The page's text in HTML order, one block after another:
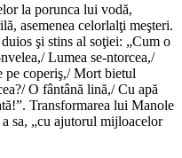
la porunca lui vodă,
asemenea celorlalţi meşteri.
şi stins al soţiei: „Cum o
Lumea se-ntorcea,/
pe coperiş,/ Mort bietul
O fântână lină,/ Cu apă
Transformarea lui Manole
sa, „cu ajutorul mijloacelor